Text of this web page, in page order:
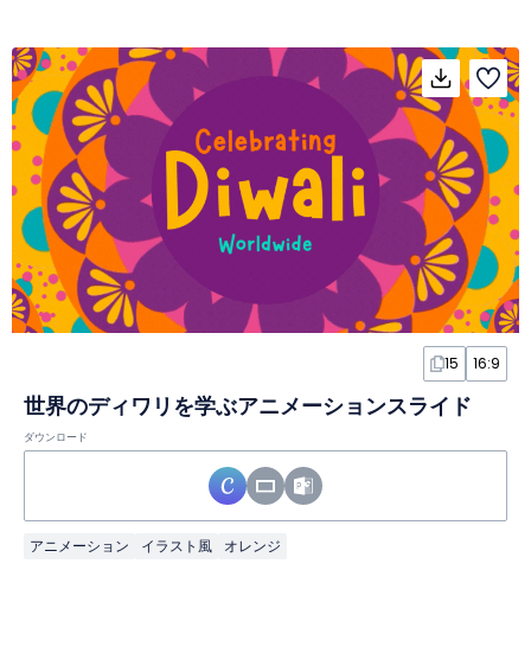
15 16:9
世界のディワリを学ぶアニメーションスライド
ダウンロード
アニメーション イラスト風 オレンジ